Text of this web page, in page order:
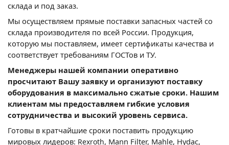
склада и под заказ.
Мы осуществляем прямые поставки запасных частей со
склада производителя по всей России. Продукция,
которую мы поставляем, имеет сертификаты качества и
соответствует требованиям ГОСТов и ТУ.
Менеджеры нашей компании оперативно
просчитают Вашу заявку и организуют поставку
оборудования в максимально сжатые сроки. Нашим
клиентам мы предоставляем гибкие условия
сотрудничества и высокий уровень сервиса.
Готовы в кратчайшие сроки поставить продукцию
мировых лидеров: Rexroth, Mann Filter, Mahle, Hydac,